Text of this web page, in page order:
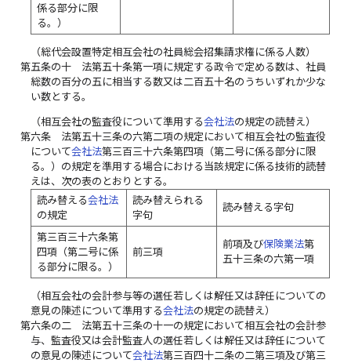
係る部分に限
る。）
（総代会設置特定相互会社の社員総会招集請求権に係る人数）
第五条の十
法第五十条第一項に規定する政令で定める数は、社員
総数の百分の五に相当する数又は二百五十名のうちいずれか少な
い数とする。
（相互会社の監査役について準用する会社法の規定の読替え）
第六条
法第五十三条の六第二項の規定において相互会社の監査役
について会社法第三百三十六条第四項（第二号に係る部分に限
る。）の規定を準用する場合における当該規定に係る技術的読替
えは、次の表のとおりとする。
読み替える会社法
の規定
読み替えられる
字句
読み替える字句
第三百三十六条第
四項（第二号に係
る部分に限る。）
前三項
前項及び保険業法第
五十三条の六第一項
（相互会社の会計参与等の選任若しくは解任又は辞任についての
意見の陳述について準用する会社法の規定の読替え）
第六条の二
法第五十三条の十一の規定において相互会社の会計参
与、監査役又は会計監査人の選任若しくは解任又は辞任について
の意見の陳述について会社法第三百四十二条の二第三項及び第三